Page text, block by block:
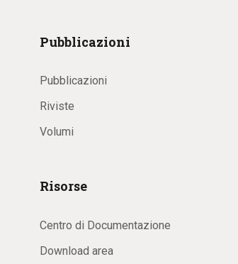
Pubblicazioni
Pubblicazioni
Riviste
Volumi
Risorse
Centro di Documentazione
Download area